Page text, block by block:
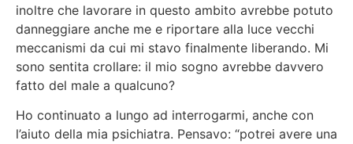
inoltre che lavorare in questo ambito avrebbe potuto
danneggiare anche me e riportare alla luce vecchi
meccanismi da cui mi stavo finalmente liberando. Mi
sono sentita crollare: il mio sogno avrebbe davvero
fatto del male a qualcuno?
Ho continuato a lungo ad interrogarmi, anche con
l’aiuto della mia psichiatra. Pensavo: “potrei avere una